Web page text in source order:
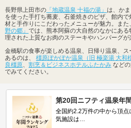
長野県上田市の 「地蔵温泉 十福の湯」 は、か
を使った手打ち蕎麦、石釜焼きのピザ、館内
材と手作りにこだわったメニューが魅力。ま
野の郷」 では、熊本阿蘇の大自然のなかにあ
理された上質なお肉のステーキやハンバーグが
金橋駅の食事が楽しめる温泉、日帰り温泉、
あるのは、 橿原ぽかぽか温泉（旧 極楽湯 大和
良橿原
割烹＆ビジネスホテルふたかみ など
でみてください。
第20回ニフティ温泉年
全国約2.2万件の中から頂
気施設は…